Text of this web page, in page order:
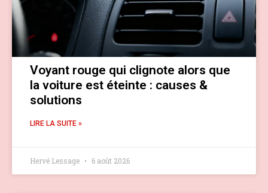
Voyant rouge qui clignote alors que
la voiture est éteinte : causes &
solutions
LIRE LA SUITE »
Hervé Lessage 6 août 2026